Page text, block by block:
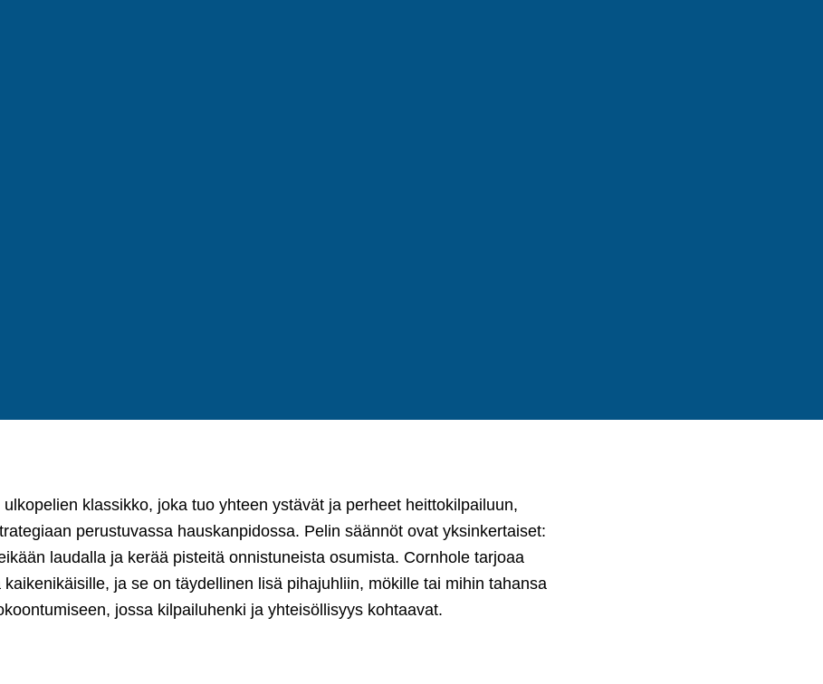
ulkopelien klassikko, joka tuo yhteen ystävät ja perheet heittokilpailuun,
perustuvassa hauskanpidossa. Pelin säännöt ovat yksinkertaiset:
laudalla ja kerää pisteitä onnistuneista osumista. Cornhole tarjoaa
kaikenikäisille, ja se on täydellinen lisä pihajuhliin, mökille tai mihin tahansa
jossa kilpailuhenki ja yhteisöllisyys kohtaavat.